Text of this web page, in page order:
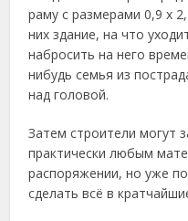
раму с размерами 0,9 х
них здание, на что
набросить на него
нибудь семья из
над головой.
Затем строители могут
практически любым
распоряжении, но уже
сделать всё в